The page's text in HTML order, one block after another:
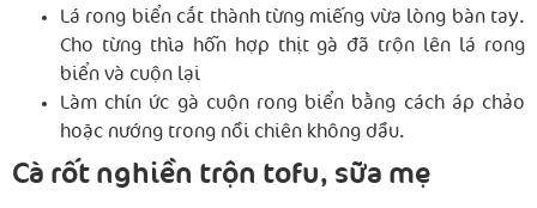
Lá rong biển cắt thành từng miếng vừa lòng bàn tay.
Cho từng thìa hỗn hợp thịt gà đã trộn lên lá rong
biển và cuộn lại
Làm chín ức gà cuộn rong biển bằng cách áp chảo
hoặc nướng trong nồi chiên không dầu.
Cà rốt nghiền trộn tofu, sữa mẹ